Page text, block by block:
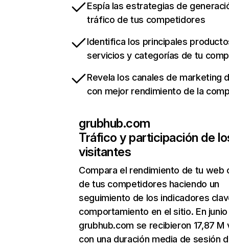
Espía las estrategias de
tráfico de tus competidores
Identifica los principales
servicios y categorías de tu
Revela los canales de marketing
con mejor rendimiento de la
grubhub.com
Tráfico y participación de
visitantes
Compara el rendimiento de tu web
de tus competidores haciendo un
seguimiento de los indicadores
comportamiento en el sitio. En junio
grubhub.com se recibieron 17,87 M
con una duración media de sesión